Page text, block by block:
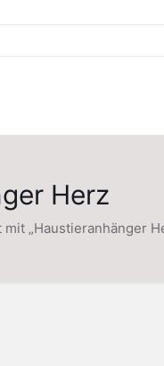
Herz
„Haustieranhänger